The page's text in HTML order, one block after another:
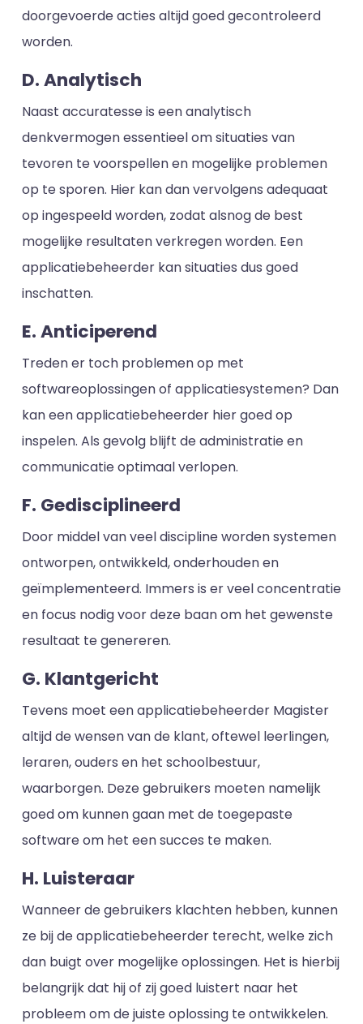
doorgevoerde acties altijd goed gecontroleerd
worden.
D. Analytisch
Naast accuratesse is een analytisch
denkvermogen essentieel om situaties van
tevoren te voorspellen en mogelijke problemen
op te sporen. Hier kan dan vervolgens adequaat
op ingespeeld worden, zodat alsnog de best
mogelijke resultaten verkregen worden. Een
applicatiebeheerder kan situaties dus goed
inschatten.
E. Anticiperend
Treden er toch problemen op met
softwareoplossingen of applicatiesystemen? Dan
kan een applicatiebeheerder hier goed op
inspelen. Als gevolg blijft de administratie en
communicatie optimaal verlopen.
F. Gedisciplineerd
Door middel van veel discipline worden systemen
ontworpen, ontwikkeld, onderhouden en
geïmplementeerd. Immers is er veel concentratie
en focus nodig voor deze baan om het gewenste
resultaat te genereren.
G. Klantgericht
Tevens moet een applicatiebeheerder Magister
altijd de wensen van de klant, oftewel leerlingen,
leraren, ouders en het schoolbestuur,
waarborgen. Deze gebruikers moeten namelijk
goed om kunnen gaan met de toegepaste
software om het een succes te maken.
H. Luisteraar
Wanneer de gebruikers klachten hebben, kunnen
ze bij de applicatiebeheerder terecht, welke zich
dan buigt over mogelijke oplossingen. Het is hierbij
belangrijk dat hij of zij goed luistert naar het
probleem om de juiste oplossing te ontwikkelen.